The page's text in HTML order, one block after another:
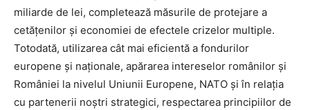
miliarde de lei, completează măsurile de protejare a
cetățenilor și economiei de efectele crizelor multiple.
Totodată, utilizarea cât mai eficientă a fondurilor
europene și naționale, apărarea intereselor românilor și
României la nivelul Uniunii Europene, NATO și în relația
cu partenerii noștri strategici, respectarea principiilor de